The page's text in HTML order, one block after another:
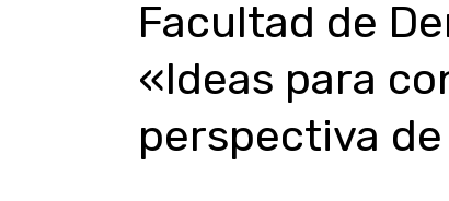
Facultad de
«Ideas para
perspectiva